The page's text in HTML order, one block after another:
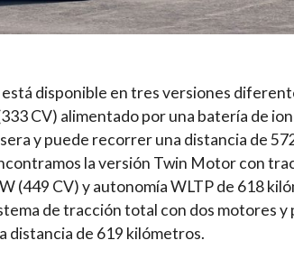
disponible en tres versiones
CV) alimentado por una batería de
y puede recorrer una distancia de
la versión Twin Motor con
(449 CV) y autonomía WLTP de 618
de tracción total con dos motores
distancia de 619 kilómetros.